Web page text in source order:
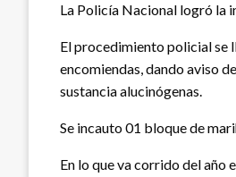
La Policía Nacional logró la
El procedimiento policial se
encomiendas, dando aviso
sustancia alucinógenas.
Se incauto 01 bloque de
En lo que va corrido del